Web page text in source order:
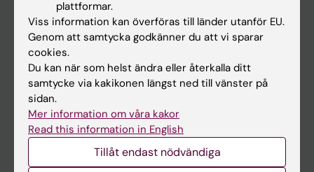
Schema
Studentmejlen
Kurs- och programwebbar
Student på KI
Medarbetare
Medarbetarportalen
plattformar.
Viss information kan överföras till länder utanför EU.
Genom att samtycka godkänner du att vi sparar
cookies.
Du kan när som helst ändra eller återkalla ditt
samtycke via kakikonen längst ned till vänster på
sidan.
Mer information om våra kakor
Read this information in English
Tillåt endast nödvändiga